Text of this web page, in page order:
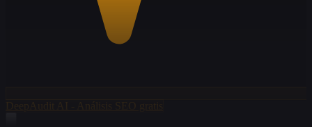
DeepAudit AI - Análisis SEO gratis